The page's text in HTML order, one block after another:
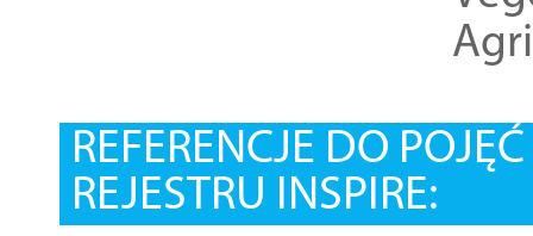
REFERENCJE DO
REJESTRU INSPIRE: